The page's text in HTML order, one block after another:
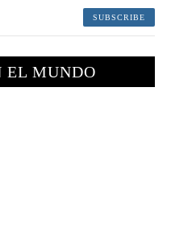
SUBSCRIBE
EL MUNDO